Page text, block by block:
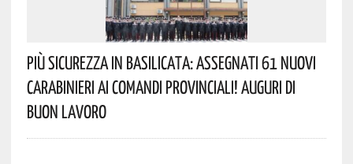
Più Sicurezza In Basilicata: Assegnati 61 Nuovi
Carabinieri Ai Comandi Provinciali! Auguri Di
Buon Lavoro